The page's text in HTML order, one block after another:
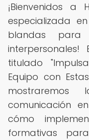
¡Bienvenidos a
especializada
blandas para
titulado
Equipo con
comunicación
cómo
formativas